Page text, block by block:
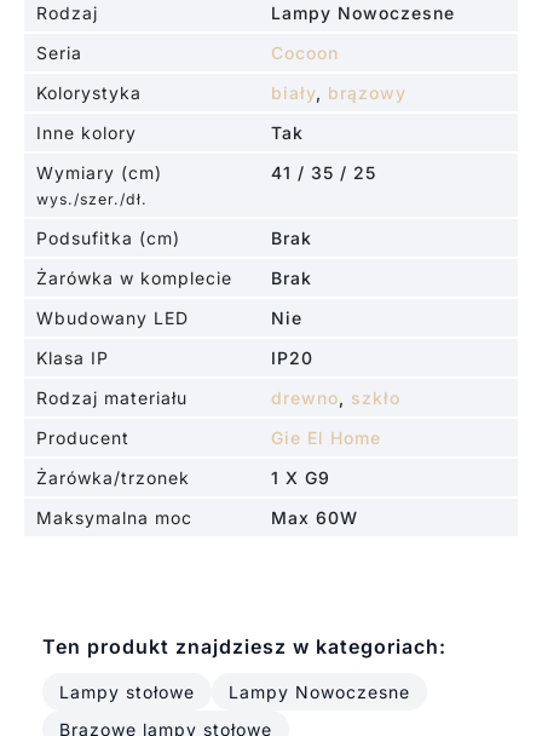
Rodzaj
Lampy Nowoczesne
Seria
Cocoon
Kolorystyka
biały, brązowy
Inne kolory
Tak
Wymiary (cm)
wys./szer./dł.
41 / 35 / 25
Podsufitka (cm)
Brak
Żarówka w komplecie
Brak
Wbudowany LED
Nie
Klasa IP
IP20
Rodzaj materiału
drewno, szkło
Producent
Gie El Home
Żarówka/trzonek
1 X G9
Maksymalna moc
Max 60W
Ten produkt znajdziesz w kategoriach:
Lampy stołowe
Lampy Nowoczesne
Brązowe lampy stołowe